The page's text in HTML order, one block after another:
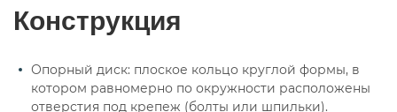
Конструкция
Опорный диск: плоское кольцо круглой формы, в
котором равномерно по окружности расположены
отверстия под крепеж (болты или шпильки).